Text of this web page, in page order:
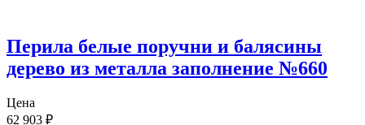
Перила белые поручни и балясины
дерево из металла заполнение №660
Цена
62 903 ₽